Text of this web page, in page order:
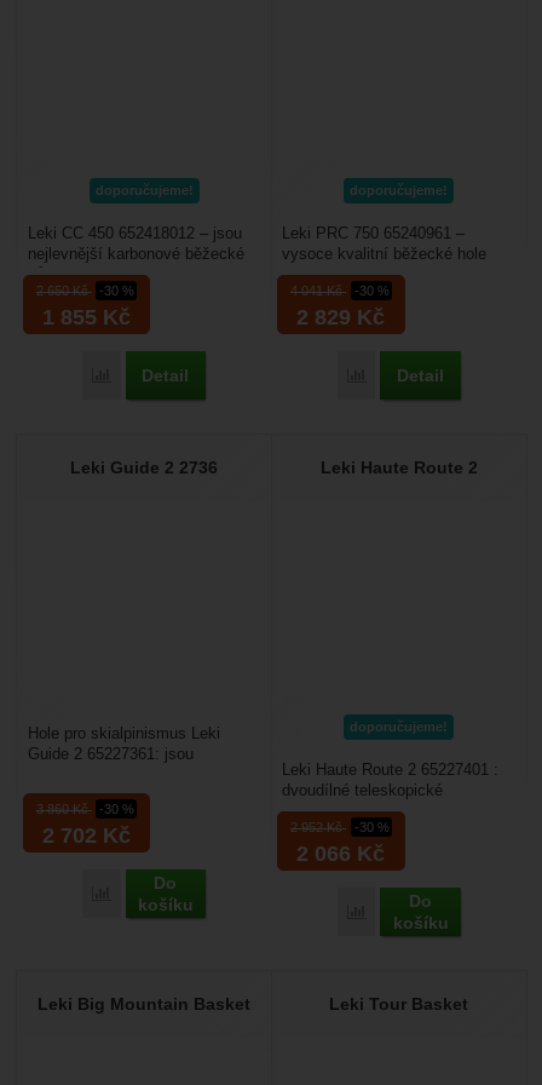
doporučujeme!
2 650Kč -30 %
1 855 Kč
Přidat 'Leki CC 450 652418012' k porovnání
Detail
Leki CC 450 652418012 – jsou
nejlevnější karbonové běžecké
hůlky s madlem Trigger S Shark
3, které umožní...
doporučujeme!
4 041Kč -30 %
2 829 Kč
Přidat 'Leki PRC 750
Detail
Leki PRC 750 65240961 –
vysoce kvalitní běžecké hole
určené pro sportovně
orientované lyžaře s madlem...
Leki Guide 2 2736
3 860Kč -30 %
2 702 Kč
Přidat 'Leki Guide 2 2736' k porovnání
Do
košíku
Hole pro skialpinismus Leki
Guide 2 65227361: jsou
speciálně pro skialpinismus....
Leki Haute Route 2
doporučujeme!
2 952Kč -30 %
2 066 Kč
Přidat 'Leki Haute
Do
košíku
Leki Haute Route 2 65227401 :
dvoudílné teleskopické
skialpinistické hůlky. Jdou
vysunout až na 150 cm,...
Leki Big Mountain Basket Leki Tour Basket